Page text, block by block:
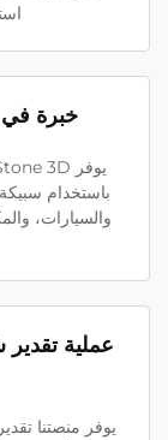
خبرة في
والسيارات،
عملية تقدير
يوفر منصتنا